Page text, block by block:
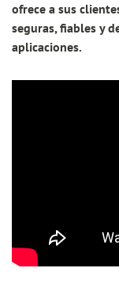
ofrece a sus
seguras, fiables y
aplicaciones.